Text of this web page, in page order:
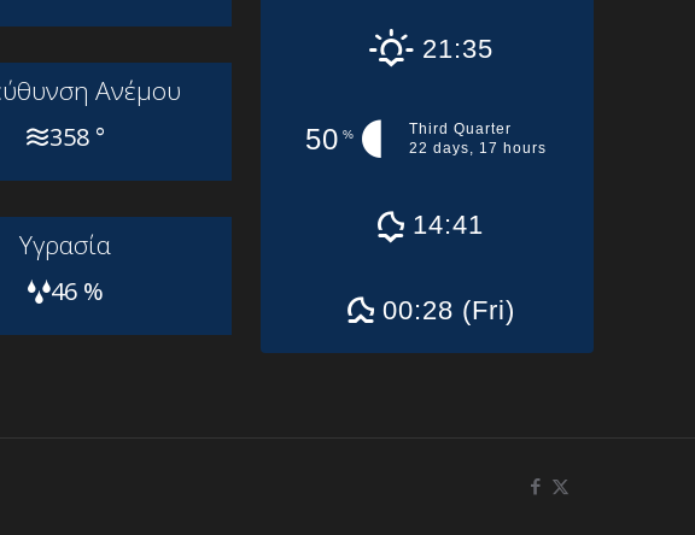
Aνέμου
358 °
Yγρασία
46 %
21:35
50 %
Third Quarter
22 days, 17 hours
14:41
00:28 (Fri)